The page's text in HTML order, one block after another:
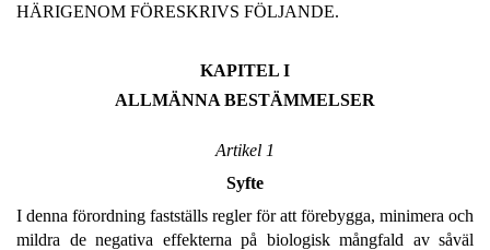
HÄRIGENOM FÖRESKRIVS FÖLJANDE.
KAPITEL I
ALLMÄNNA BESTÄMMELSER
Artikel 1
Syfte
I denna förordning fastställs regler för att förebygga, minimera och
mildra de negativa effekterna på biologisk mångfald av såväl